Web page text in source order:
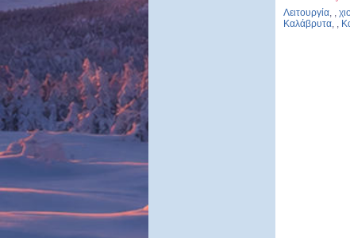
Λειτουργία, ,
Καλάβρυτα, ,